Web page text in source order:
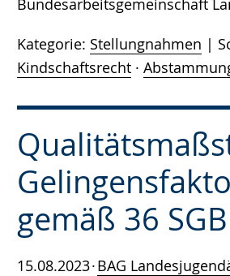
Kategorie: Stellungnahmen
Kindschaftsrecht ·
gemäß 36
15.08.2023 BAG